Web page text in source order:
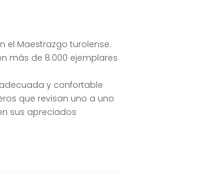
el Maestrazgo turolense.
más de 8.000 ejemplares
y confortable
que revisan uno a uno
sus apreciados